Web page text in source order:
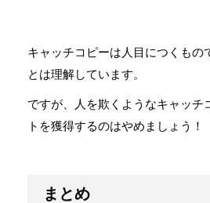
キャッチコピーは人目につくもの
とは理解しています。
ですが、人を欺くようなキャッチ
トを獲得するのはやめましょう！
まとめ